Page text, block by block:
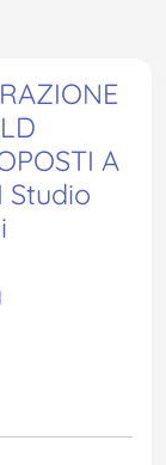
A
Studio